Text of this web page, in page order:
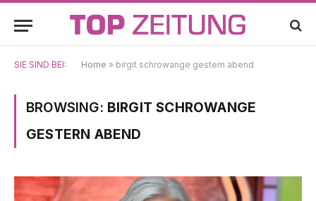
SIE SIND BEI: Home » birgit schrowange gestern abend
BROWSING: BIRGIT SCHROWANGE
GESTERN ABEND